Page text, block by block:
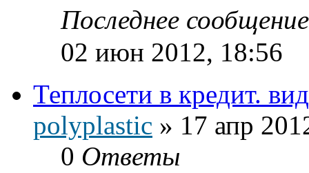
Последнее
02 июн 2012, 18:56
Теплосети в кредит.
polyplastic » 17 апр
0 Ответы